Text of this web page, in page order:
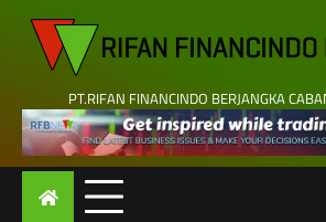
content
PT.RIFAN FINANCINDO BERJANGKA